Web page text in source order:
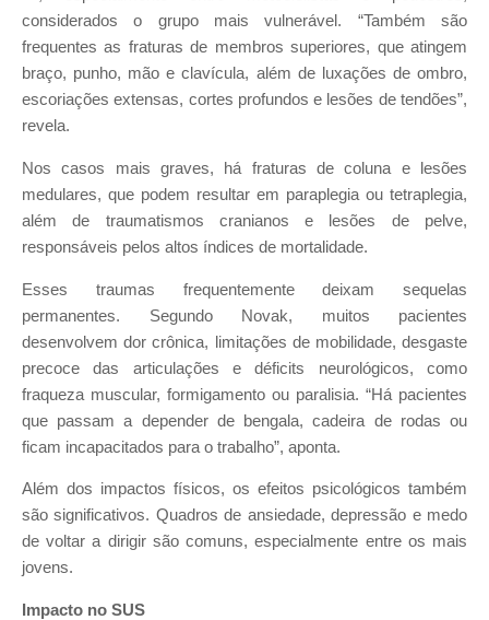
considerados o grupo mais vulnerável. “Também são
frequentes as fraturas de membros superiores, que atingem
braço, punho, mão e clavícula, além de luxações de ombro,
escoriações extensas, cortes profundos e lesões de tendões”,
revela.
Nos casos mais graves, há fraturas de coluna e lesões
medulares, que podem resultar em paraplegia ou tetraplegia,
além de traumatismos cranianos e lesões de pelve,
responsáveis pelos altos índices de mortalidade.
Esses traumas frequentemente deixam sequelas
permanentes. Segundo Novak, muitos pacientes
desenvolvem dor crônica, limitações de mobilidade, desgaste
precoce das articulações e déficits neurológicos, como
fraqueza muscular, formigamento ou paralisia. “Há pacientes
que passam a depender de bengala, cadeira de rodas ou
ficam incapacitados para o trabalho”, aponta.
Além dos impactos físicos, os efeitos psicológicos também
são significativos. Quadros de ansiedade, depressão e medo
de voltar a dirigir são comuns, especialmente entre os mais
jovens.
Impacto no SUS